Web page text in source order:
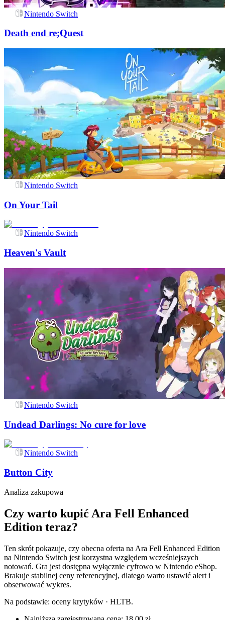
Nintendo Switch
Death end re;Quest
Nintendo Switch
On Your Tail
Nintendo Switch
Heaven's Vault
Nintendo Switch
Undead Darlings: No cure for love
Nintendo Switch
Button City
Analiza zakupowa
Czy warto kupić Ara Fell Enhanced
Edition teraz?
Ten skrót pokazuje, czy obecna oferta na Ara Fell Enhanced Edition
na Nintendo Switch jest korzystna względem wcześniejszych
notowań. Gra jest dostępna wyłącznie cyfrowo w Nintendo eShop.
Brakuje stabilnej ceny referencyjnej, dlatego warto ustawić alert i
obserwować wykres.
Na podstawie: oceny krytyków · HLTB.